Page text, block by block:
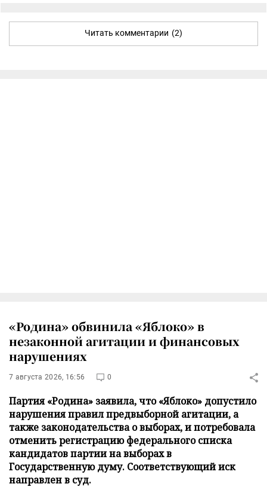
Читать комментарии (2)
«Родина» обвинила «Яблоко» в
незаконной агитации и финансовых
нарушениях
7 августа 2026, 16:56 0
Партия «Родина» заявила, что «Яблоко» допустило
нарушения правил предвыборной агитации, а
также законодательства о выборах, и потребовала
отменить регистрацию федерального списка
кандидатов партии на выборах в
Государственную думу. Соответствующий иск
направлен в суд.